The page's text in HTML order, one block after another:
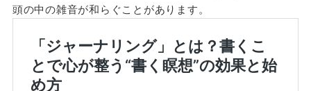
頭の中の雑音が和らぐことがあります。